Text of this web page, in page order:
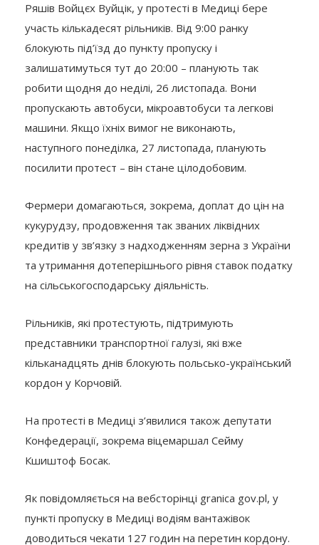
Ряшів Войцєх Вуйцік, у протесті в Медиці бере
участь кількадесят рільників. Від 9:00 ранку
блокують під’їзд до пункту пропуску і
залишатимуться тут до 20:00 – планують так
робити щодня до неділі, 26 листопада. Вони
пропускають автобуси, мікроавтобуси та легкові
машини. Якщо їхніх вимог не виконають,
наступного понеділка, 27 листопада, планують
посилити протест – він стане цілодобовим.
Фермери домагаються, зокрема, доплат до цін на
кукурудзу, продовження так званих ліквідних
кредитів у зв’язку з надходженням зерна з України
та утримання дотеперішнього рівня ставок податку
на сільськогосподарську діяльність.
Рільників, які протестують, підтримують
представники транспортної галузі, які вже
кільканадцять днів блокують польсько-український
кордон у Корчовій.
На протесті в Медиці з’явилися також депутати
Конфедерації, зокрема віцемаршал Сейму
Кшиштоф Босак.
Як повідомляється на вебсторінці granica gov.pl, у
пункті пропуску в Медиці водіям вантажівок
доводиться чекати 127 годин на перетин кордону.